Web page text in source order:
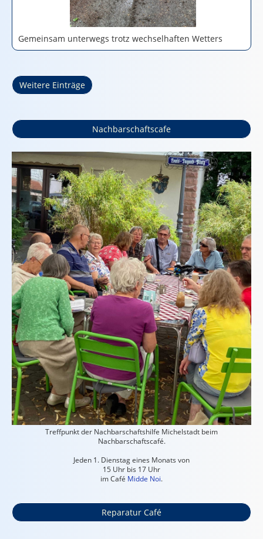
Gemeinsam unterwegs trotz wechselhaften Wetters
Weitere Einträge
Nachbarschaftscafe
Treffpunkt der Nachbarschaftshilfe Michelstadt beim
Nachbarschaftscafé.
Jeden 1. Dienstag eines Monats von
15 Uhr bis 17 Uhr
im Café Midde Noi.
Reparatur Café